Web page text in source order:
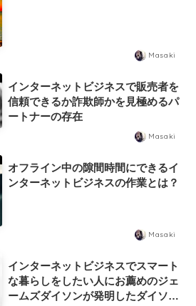
Masaki
インターネットビジネスで販売者を
信頼できるか詐欺師かを見極めるパ
ートナーの存在
Masaki
オフライン中の隙間時間にできるイ
ンターネットビジネスの作業とは？
Masaki
インターネットビジネスでスマート
な暮らしをしたい人にお薦めのジェ
ームズダイソンが発明したダイソン